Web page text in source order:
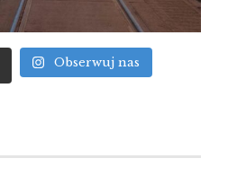
Obserwuj nas